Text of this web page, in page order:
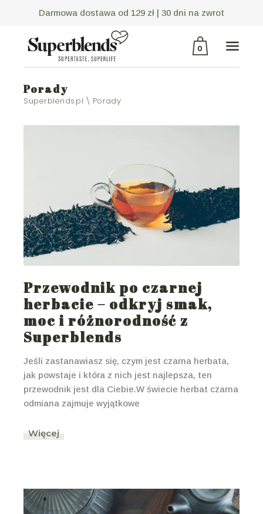
Darmowa dostawa od 129 zł | 30 dni na zwrot
0
koszyku.
Porady
Superblends.pl Porady
Przewodnik po czarnej
herbacie – odkryj smak,
moc i różnorodność z
Superblends
Jeśli zastanawiasz się, czym jest czarna herbata,
jak powstaje i która z nich jest najlepsza, ten
przewodnik jest dla Ciebie.W świecie herbat czarna
odmiana zajmuje wyjątkowe
Więcej